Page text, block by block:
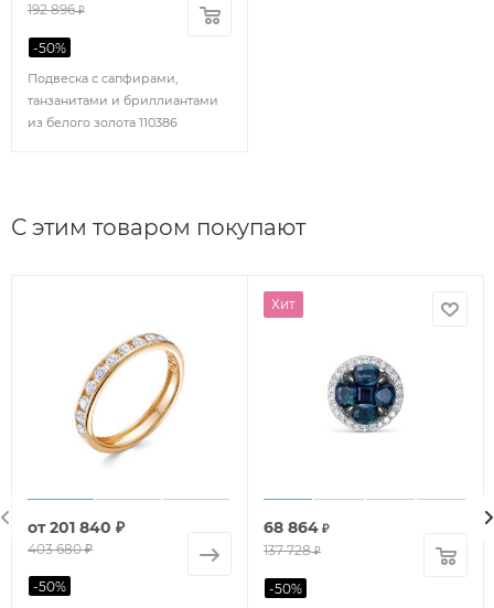
Подвеска с сапфирами,
танзанитами и бриллиантами
из белого золота 110386
192 896₽
-50%
С этим товаром покупают
от201 840 ₽
403 680 ₽
-50%
Хит
68 864 ₽
137 728₽
-50%